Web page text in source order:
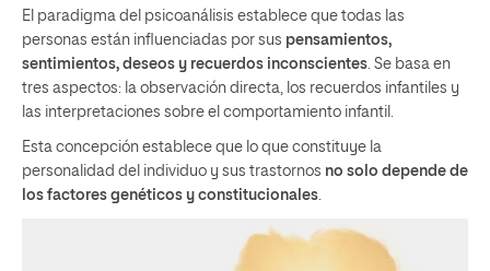
El paradigma del psicoanálisis establece que todas las
personas están influenciadas por sus pensamientos,
sentimientos, deseos y recuerdos inconscientes. Se basa en
tres aspectos: la observación directa, los recuerdos infantiles y
las interpretaciones sobre el comportamiento infantil.
Esta concepción establece que lo que constituye la
personalidad del individuo y sus trastornos no solo depende de
los factores genéticos y constitucionales.